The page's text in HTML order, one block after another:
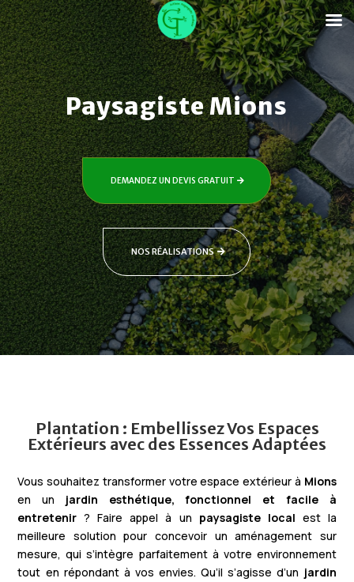
Paysagiste Mions
DEMANDEZ UN DEVIS GRATUIT
NOS RÉALISATIONS
Plantation : Embellissez Vos Espaces
Extérieurs avec des Essences Adaptées
Vous souhaitez transformer votre espace extérieur à Mions
en un jardin esthétique, fonctionnel et facile à
entretenir ? Faire appel à un paysagiste local est la
meilleure solution pour concevoir un aménagement sur
mesure, qui s’intègre parfaitement à votre environnement
tout en répondant à vos envies. Qu’il s’agisse d’un jardin